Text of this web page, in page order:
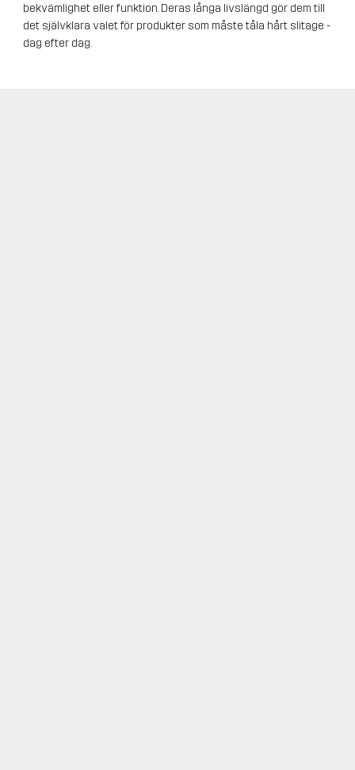
bekvämlighet eller funktion. Deras långa livslängd gör dem till
det självklara valet för produkter som måste tåla hårt slitage -
dag efter dag.